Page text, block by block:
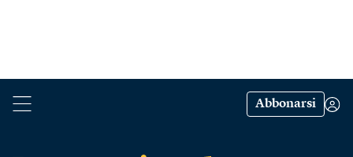
Abbonarsi